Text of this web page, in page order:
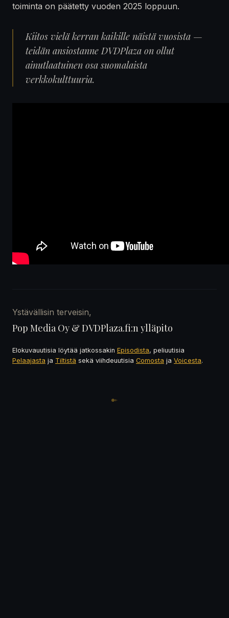
toiminta on päätetty vuoden 2025 loppuun.
Kiitos vielä kerran kaikille näistä vuosista —
teidän ansiostanne DVDPlaza on ollut
ainutlaatuinen osa suomalaista
verkkokulttuuria.
Ystävällisin terveisin,
Pop Media Oy & DVDPlaza.fi:n ylläpito
Elokuvauutisia löytää jatkossakin Episodista, peliuutisia
Pelaajasta ja Tiltistä sekä viihdeuutisia Comosta ja Voicesta.